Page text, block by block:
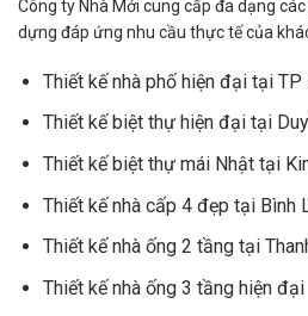
Công ty Nhà Mới cung cấp đa dạng
dựng đáp ứng nhu cầu thực tế của
Thiết kế nhà phố hiện đại tại TP
Thiết kế biệt thự hiện đại tại
Thiết kế biệt thự mái Nhật tại
Thiết kế nhà cấp 4 đẹp tại Bình
Thiết kế nhà ống 2 tầng tại
Thiết kế nhà ống 3 tầng hiện đại